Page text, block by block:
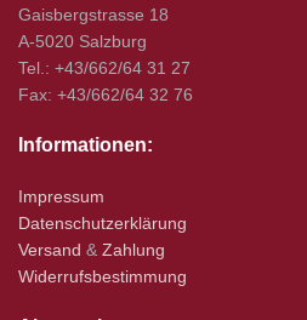
Gaisbergstrasse 18
A-5020 Salzburg
Tel.: +43/662/64 31 27
Fax: +43/662/64 32 76
Informationen:
Impressum
Datenschutzerklärung
Versand & Zahlung
Widerrufsbestimmung